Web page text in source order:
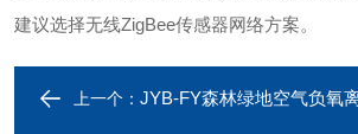
建议选择无线ZigBee传感器网络方案。
上一个： JYB-FY森林绿地空气负氧离